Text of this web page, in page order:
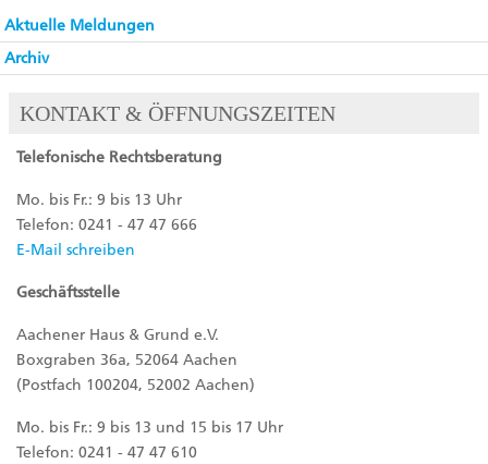
Aktuelle Meldungen
Archiv
KONTAKT & ÖFFNUNGSZEITEN
Telefonische Rechtsberatung
Mo. bis Fr.: 9 bis 13 Uhr
Telefon: 0241 - 47 47 666
E-Mail schreiben
Geschäftsstelle
Aachener Haus & Grund e.V.
Boxgraben 36a, 52064 Aachen
(Postfach 100204, 52002 Aachen)
Mo. bis Fr.: 9 bis 13 und 15 bis 17 Uhr
Telefon: 0241 - 47 47 610